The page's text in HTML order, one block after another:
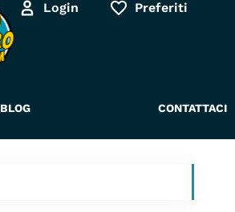
Login Preferiti
BLOG CONTATTACI